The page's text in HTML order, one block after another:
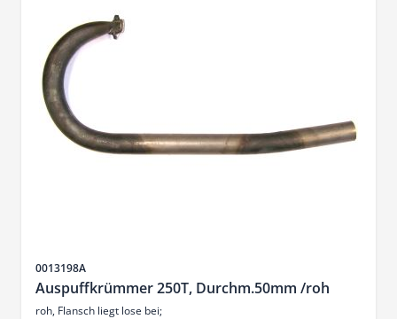
SKU
0013198A
Auspuffkrümmer 250T, Durchm.50mm /roh
roh, Flansch liegt lose bei;